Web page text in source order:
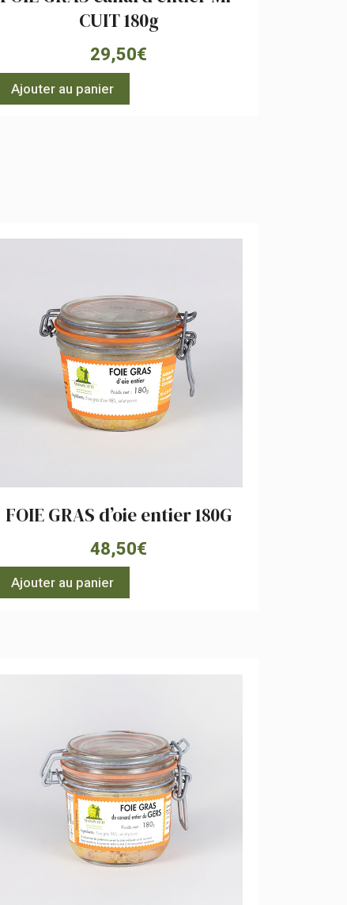
CUIT 180g
29,50€
Ajouter au panier
FOIE GRAS d’oie entier 180G
48,50€
Ajouter au panier